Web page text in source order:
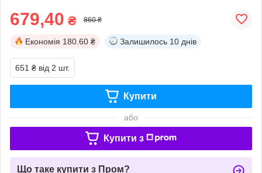
679,40 ₴ 860 ₴
Економія 180.60 ₴ Залишилось 10 днів
651 ₴ від 2 шт.
Купити
або
Купити з
Що таке купити з Пром?